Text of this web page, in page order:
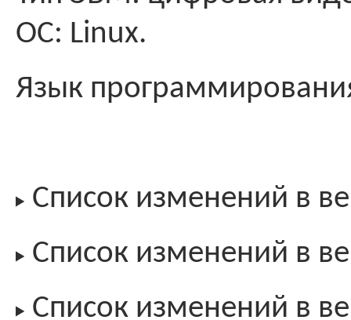
ОС: Linux.
Язык
Список изменений в
Список изменений в
Список изменений в